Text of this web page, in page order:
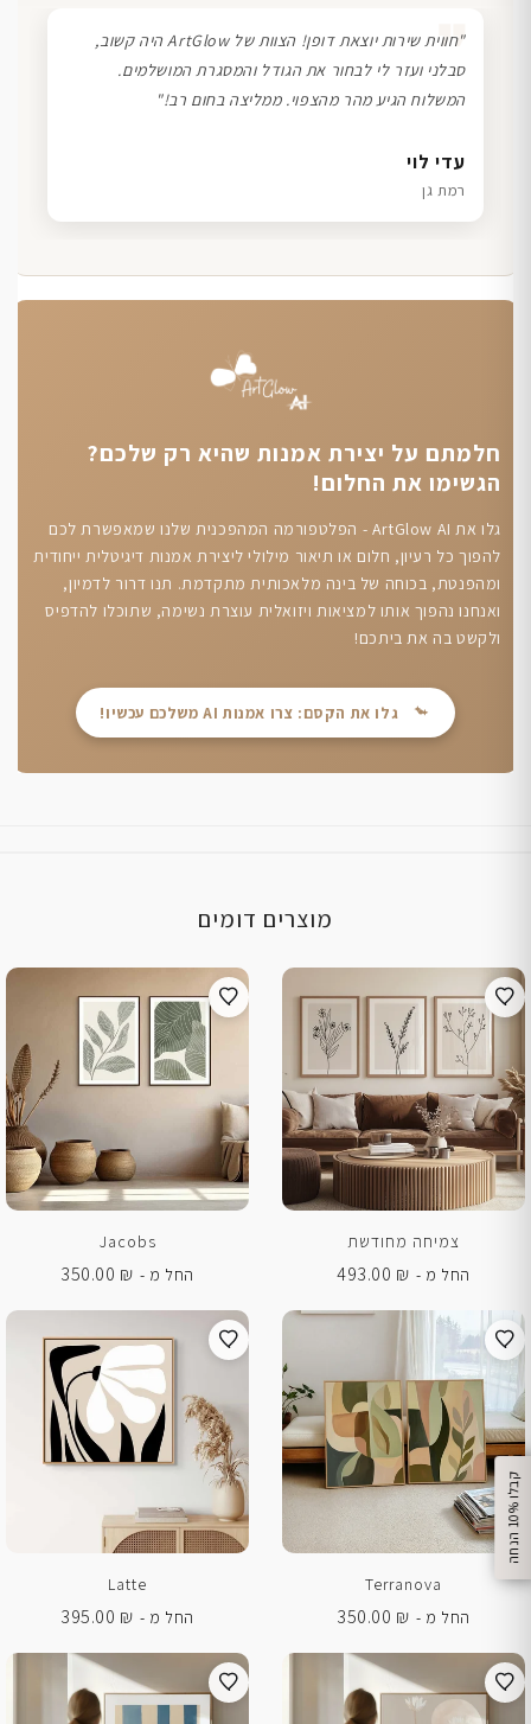
ק
ב
ל
ו
1
0
%
ה
נ
ח
ה
שרון כהן
תל אביב
❞
"חווית שירות יוצאת דופן! הצוות של ArtGlow היה קשוב,
סבלני ועזר לי לבחור את הגודל והמסגרת המושלמים.
המשלוח הגיע מהר מהצפוי. ממליצה בחום רב!"
עדי לוי
רמת גן
דנה גל
חיפה
ליאת ויוסי מ.
הוד השרון
חלמתם על יצירת אמנות שהיא רק שלכם?
הגשימו את החלום!
גלו את ArtGlow AI - הפלטפורמה המהפכנית שלנו שמאפשרת לכם
להפוך כל רעיון, חלום או תיאור מילולי ליצירת אמנות דיגיטלית ייחודית
ומהפנטת, בכוחה של בינה מלאכותית מתקדמת. תנו דרור לדמיון,
ואנחנו נהפוך אותו למציאות ויזואלית עוצרת נשימה, שתוכלו להדפיס
ולקשט בה את ביתכם!
גלו את הקסם: צרו אמנות AI משלכם עכשיו!
מוצרים דומים
צמיחה מחודשת
החל מ -
493.00 ₪
Jacobs
החל מ -
350.00 ₪
Terranova
החל מ -
350.00 ₪
Latte
החל מ -
395.00 ₪